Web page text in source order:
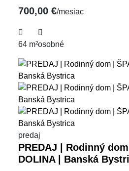
700,00 €/mesiac
64 m²osobné
predaj
PREDAJ | Rodinný
DOLINA | Banská